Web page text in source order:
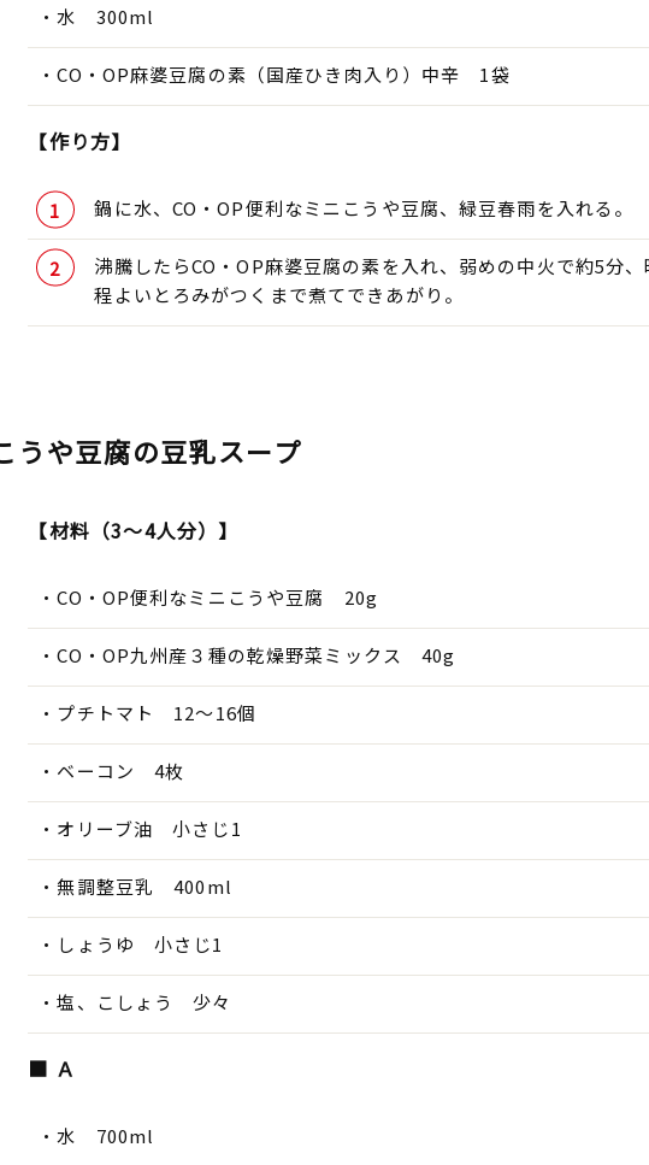
水 300ml
CO・OP麻婆豆腐の素（国産ひき肉入り）中辛 1袋
【作り方】
鍋に水、CO・OP便利なミニこうや豆腐、緑豆春雨を入れる。
沸騰したらCO・OP麻婆豆腐の素を入れ、弱めの中火で約5分
程よいとろみがつくまで煮てできあがり。
うや豆腐の豆乳スープ
【材料（3～4人分）】
CO・OP便利なミニこうや豆腐 20g
CO・OP九州産３種の乾燥野菜ミックス 40g
プチトマト 12～16個
ベーコン 4枚
オリーブ油 小さじ1
無調整豆乳 400ml
しょうゆ 小さじ1
塩、こしょう 少々
■ Ａ
水 700ml